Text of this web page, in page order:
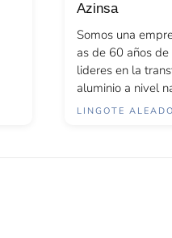
Azinsa
Somos una
as de 60 años
lideres en la
aluminio a nivel
LINGOTE ALEADO